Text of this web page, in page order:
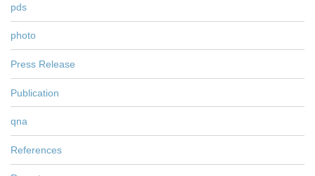
pds
photo
Press Release
Publication
qna
References